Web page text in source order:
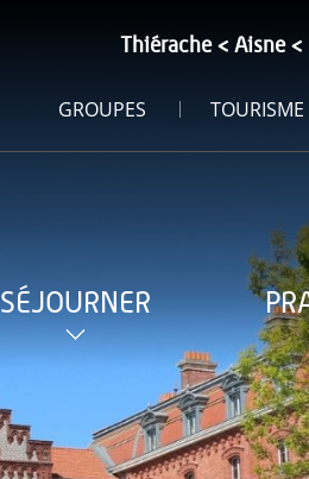
Thiérache Aisne
GROUPES TOURISME
SÉJOURNER